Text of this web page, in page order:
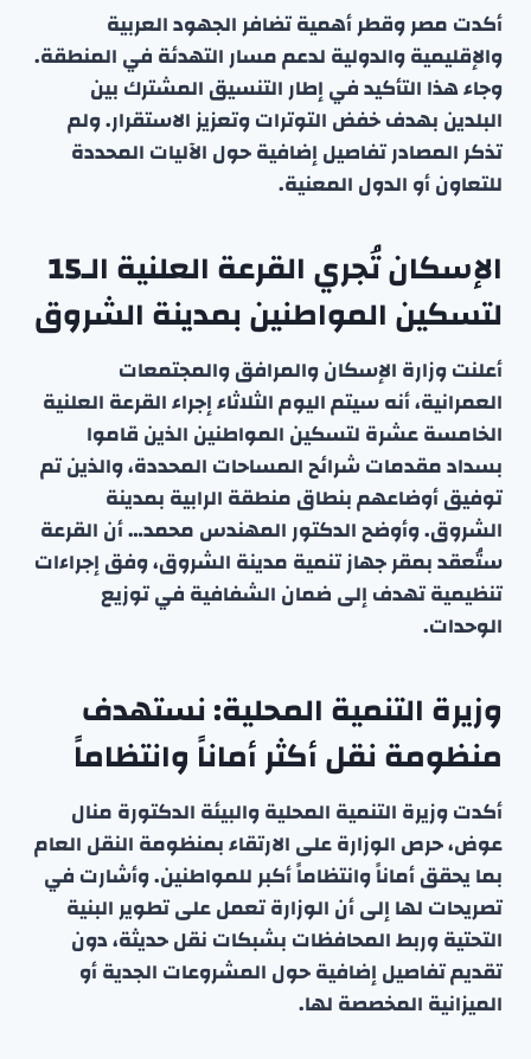
أكدت مصر وقطر أهمية تضافر الجهود العربية
والإقليمية والدولية لدعم مسار التهدئة في المنطقة.
وجاء هذا التأكيد في إطار التنسيق المشترك بين
البلدين بهدف خفض التوترات وتعزيز الاستقرار. ولم
تذكر المصادر تفاصيل إضافية حول الآليات المحددة
للتعاون أو الدول المعنية.
الإسكان تُجري القرعة العلنية الـ15
لتسكين المواطنين بمدينة الشروق
أعلنت وزارة الإسكان والمرافق والمجتمعات
العمرانية، أنه سيتم اليوم الثلاثاء إجراء القرعة العلنية
الخامسة عشرة لتسكين المواطنين الذين قاموا
بسداد مقدمات شرائح المساحات المحددة، والذين تم
توفيق أوضاعهم بنطاق منطقة الرابية بمدينة
الشروق. وأوضح الدكتور المهندس محمد… أن القرعة
ستُعقد بمقر جهاز تنمية مدينة الشروق، وفق إجراءات
تنظيمية تهدف إلى ضمان الشفافية في توزيع
الوحدات.
وزيرة التنمية المحلية: نستهدف
منظومة نقل أكثر أماناً وانتظاماً
أكدت وزيرة التنمية المحلية والبيئة الدكتورة منال
عوض، حرص الوزارة على الارتقاء بمنظومة النقل العام
بما يحقق أماناً وانتظاماً أكبر للمواطنين. وأشارت في
تصريحات لها إلى أن الوزارة تعمل على تطوير البنية
التحتية وربط المحافظات بشبكات نقل حديثة، دون
تقديم تفاصيل إضافية حول المشروعات الجدية أو
الميزانية المخصصة لها.